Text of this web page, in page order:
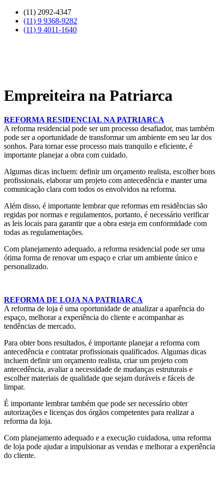
Skip
content
(11) 2092-4347
(11) 9 9368-9282
(11) 9 4011-1640
Empreiteira na Patriarca
REFORMA RESIDENCIAL NA PATRIARCA
A reforma residencial pode ser um processo desafiador, mas também
pode ser a oportunidade de transformar um ambiente em seu lar dos
sonhos. Para tornar esse processo mais tranquilo e eficiente, é
importante planejar a obra com cuidado.
Algumas dicas incluem: definir um orçamento realista, escolher bons
profissionais, elaborar um projeto com antecedência e manter uma
comunicação clara com todos os envolvidos na reforma.
Além disso, é importante lembrar que reformas em residências são
regidas por normas e regulamentos, portanto, é necessário verificar
as leis locais para garantir que a obra esteja em conformidade com
todas as regulamentações.
Com planejamento adequado, a reforma residencial pode ser uma
ótima forma de renovar um espaço e criar um ambiente único e
personalizado.
REFORMA DE LOJA NA PATRIARCA
A reforma de loja é uma oportunidade de atualizar a aparência do
espaço, melhorar a experiência do cliente e acompanhar as
tendências de mercado.
Para obter bons resultados, é importante planejar a reforma com
antecedência e contratar profissionais qualificados. Algumas dicas
incluem definir um orçamento realista, criar um projeto com
antecedência, avaliar a necessidade de mudanças estruturais e
escolher materiais de qualidade que sejam duráveis e fáceis de
limpar.
É importante lembrar também que pode ser necessário obter
autorizações e licenças dos órgãos competentes para realizar a
reforma da loja.
Com planejamento adequado e a execução cuidadosa, uma reforma
de loja pode ajudar a impulsionar as vendas e melhorar a experiência
do cliente.